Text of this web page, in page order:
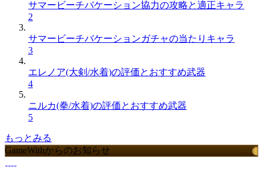
サマービーチバケーション協力の攻略と適正キャラ
2
サマービーチバケーションガチャの当たりキャラ
3
エレノア(大剣/水着)の評価とおすすめ武器
4
ニルカ(拳/水着)の評価とおすすめ武器
5
もっとみる
GameWithからのお知らせ